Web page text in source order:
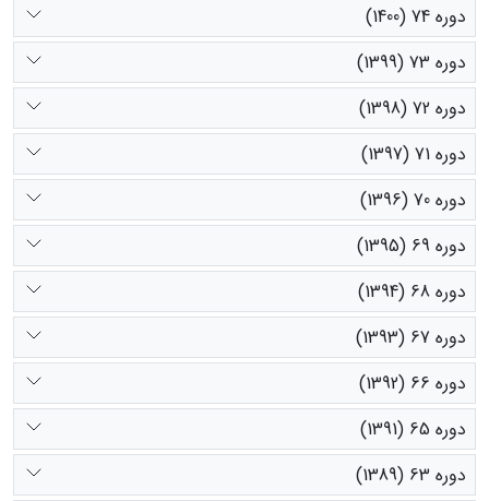
دوره 74 (1400)
دوره 73 (1399)
دوره 72 (1398)
دوره 71 (1397)
دوره 70 (1396)
دوره 69 (1395)
دوره 68 (1394)
دوره 67 (1393)
دوره 66 (1392)
دوره 65 (1391)
دوره 63 (1389)